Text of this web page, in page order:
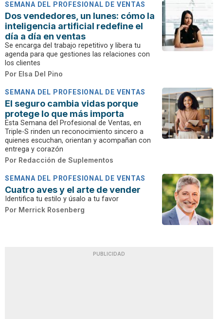
SEMANA DEL PROFESIONAL DE VENTAS
Dos vendedores, un lunes: cómo la
inteligencia artificial redefine el
día a día en ventas
Se encarga del trabajo repetitivo y libera tu
agenda para que gestiones las relaciones con
los clientes
Por Elsa Del Pino
SEMANA DEL PROFESIONAL DE VENTAS
El seguro cambia vidas porque
protege lo que más importa
Esta Semana del Profesional de Ventas, en
Triple-S rinden un reconocimiento sincero a
quienes escuchan, orientan y acompañan con
entrega y corazón
Por Redacción de Suplementos
SEMANA DEL PROFESIONAL DE VENTAS
Cuatro aves y el arte de vender
Identifica tu estilo y úsalo a tu favor
Por Merrick Rosenberg
PUBLICIDAD